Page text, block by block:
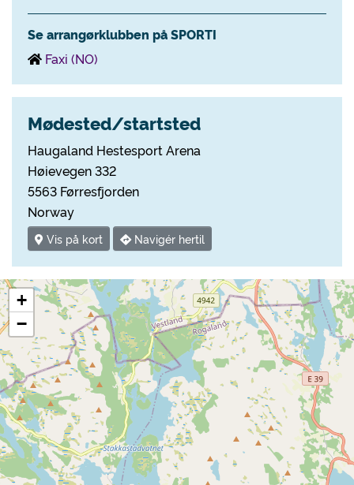
Se arrangørklubben på SPORTI
Faxi (NO)
Mødested/startsted
Haugaland Hestesport Arena
Høievegen 332
5563 Førresfjorden
Norway
Vis på kort Navigér hertil
+
−